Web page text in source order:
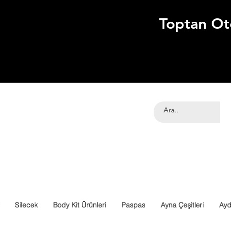
Toptan
Silecek Body Kit Ürünleri Paspas Ayna Çeşitleri